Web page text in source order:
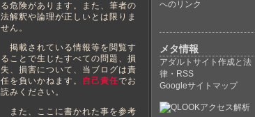
る危険があります。また、筆者の
法解釈や論理が正しいとは限りま
せん。
掲載されている情報等を閲覧す
ることで生じたすべての問題、損
失、損害について、当ブログは責
任を負いかねます。 自己責任でお
読みください。
また、ここに書かれた事を参考
へのリンク
メタ情報
アダルトサイト作成と法
律・RSS
Googleサイトマップ